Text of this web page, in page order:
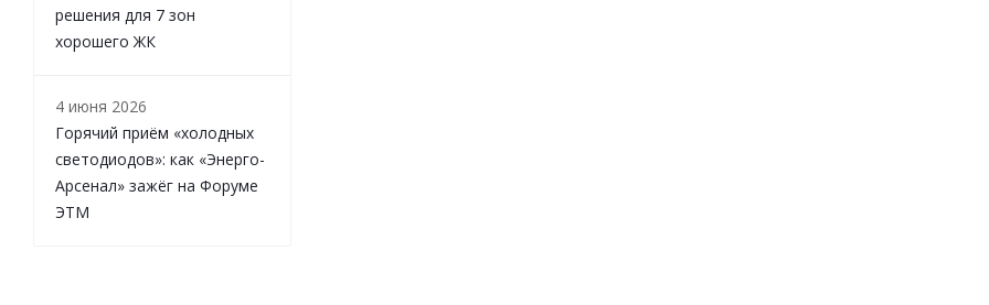
решения для 7 зон
хорошего ЖК
4 июня 2026
Горячий приём «холодных
светодиодов»: как «Энерго-
Арсенал» зажёг на Форуме
ЭТМ